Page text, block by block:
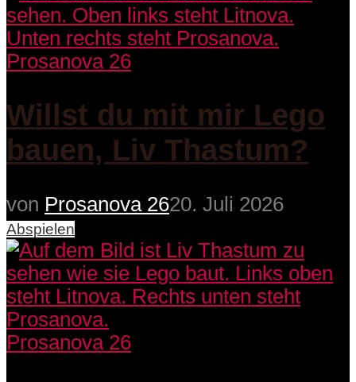
Prosanova 26
Willst du mit mir Lego
bauen, Liv Thastum?
von Prosanova 2620. Juli 2026
Abspielen
Prosanova 26